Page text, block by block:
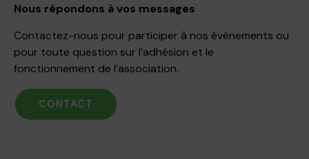
Nous répondons à vos messages
Contactez-nous pour participer à nos événements ou
pour toute question sur l’adhésion et le
fonctionnement de l’association.
CONTACT